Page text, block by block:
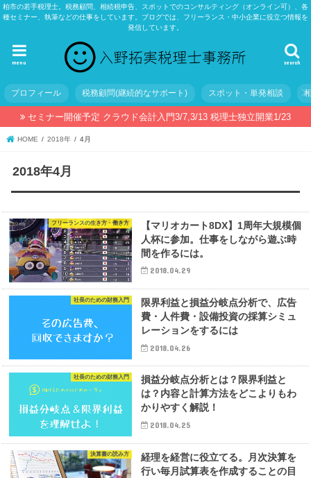
柏市の若手税理士。税務顧問、相続税申告、スポットでのコンサルティング（オンライン可）、各
種セミナー、執筆などの仕事をしています。ブログでは、フリーランス・中小企業に役立つ情報を
発信しています。
search
menu
プロフィール 税務顧問(継続的なサポート) スポット・単発相談
セミナー開催予定 クラウド会計入門3/7,3/13 税理士独立開業1/23
HOME 2018年 4月
2018年4月
フリーランスの生き方・働き方
【マリオカート8DX】1周年大規模個
人杯に参加。仕事をしながら遊ぶ時
間を作るには。
2018.04.29
社長のための財務入門
限界利益と損益分岐点分析で、広告
費・人件費・設備投資の採算シミュ
レーションをするには
2018.04.26
社長のための財務入門
損益分岐点分析とは？限界利益と
は？内容と計算方法をどこよりもわ
かりやすく解説！
2018.04.25
決算書の読み方
経理を経営に役立てる。月次決算を
行い毎月試算表を作成することの目